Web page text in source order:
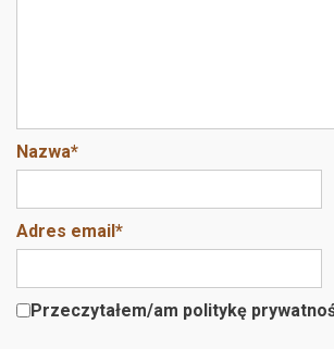
Nazwa*
Adres email*
Przeczytałem/am politykę